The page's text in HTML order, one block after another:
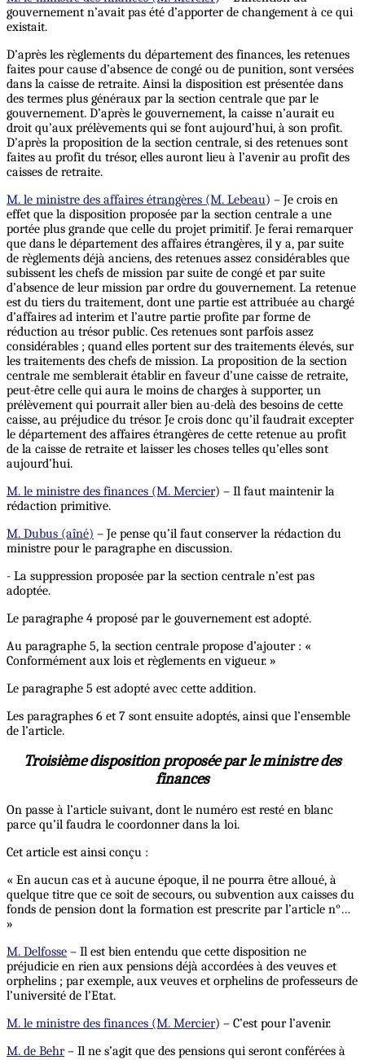
gouvernement n’avait pas été d’apporter de changement à ce qui
existait.
D’après les règlements du département des finances, les retenues
faites pour cause d’absence de congé ou de punition, sont versées
dans la caisse de retraite. Ainsi la disposition est présentée dans
des termes plus généraux par la section centrale que par le
gouvernement. D’après le gouvernement, la caisse n’aurait eu
droit qu’aux prélèvements qui se font aujourd’hui, à son profit.
D’après la proposition de la section centrale, si des retenues sont
faites au profit du trésor, elles auront lieu à l’avenir au profit des
caisses de retraite.
M. le ministre des affaires étrangères (M. Lebeau) – Je crois en
effet que la disposition proposée par la section centrale a une
portée plus grande que celle du projet primitif. Je ferai remarquer
que dans le département des affaires étrangères, il y a, par suite
de règlements déjà anciens, des retenues assez considérables que
subissent les chefs de mission par suite de congé et par suite
d’absence de leur mission par ordre du gouvernement. La retenue
est du tiers du traitement, dont une partie est attribuée au chargé
d’affaires ad interim et l’autre partie profite par forme de
réduction au trésor public. Ces retenues sont parfois assez
considérables ; quand elles portent sur des traitements élevés, sur
les traitements des chefs de mission. La proposition de la section
centrale me semblerait établir en faveur d’une caisse de retraite,
peut-être celle qui aura le moins de charges à supporter, un
prélèvement qui pourrait aller bien au-delà des besoins de cette
caisse, au préjudice du trésor. Je crois donc qu’il faudrait excepter
le département des affaires étrangères de cette retenue au profit
de la caisse de retraite et laisser les choses telles qu’elles sont
aujourd’hui.
M. le ministre des finances (M. Mercier) – Il faut maintenir la
rédaction primitive.
M. Dubus (aîné) – Je pense qu’il faut conserver la rédaction du
ministre pour le paragraphe en discussion.
- La suppression proposée par la section centrale n’est pas
adoptée.
Le paragraphe 4 proposé par le gouvernement est adopté.
Au paragraphe 5, la section centrale propose d’ajouter : «
Conformément aux lois et règlements en vigueur. »
Le paragraphe 5 est adopté avec cette addition.
Les paragraphes 6 et 7 sont ensuite adoptés, ainsi que l’ensemble
de l’article.
Troisième disposition proposée par le ministre des
finances
On passe à l’article suivant, dont le numéro est resté en blanc
parce qu’il faudra le coordonner dans la loi.
Cet article est ainsi conçu :
« En aucun cas et à aucune époque, il ne pourra être alloué, à
quelque titre que ce soit de secours, ou subvention aux caisses du
fonds de pension dont la formation est prescrite par l’article n°…
»
M. Delfosse – Il est bien entendu que cette disposition ne
préjudicie en rien aux pensions déjà accordées à des veuves et
orphelins ; par exemple, aux veuves et orphelins de professeurs de
l’université de l’Etat.
M. le ministre des finances (M. Mercier) – C’est pour l’avenir.
M. de Behr– Il ne s’agit que des pensions qui seront conférées à